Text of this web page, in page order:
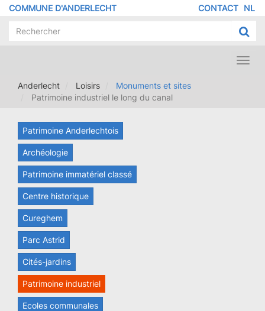
Aller
contenu
COMMUNE D'ANDERLECHT NL
DE
CONTACT
Anderlecht
Loisirs
Monuments et sites
Patrimoine industriel le long du canal
Patrimoine Anderlechtois
Archéologie
Patrimoine immatériel classé
Centre historique
Cureghem
Parc Astrid
Cités-jardins
Patrimoine industriel
Ecoles communales